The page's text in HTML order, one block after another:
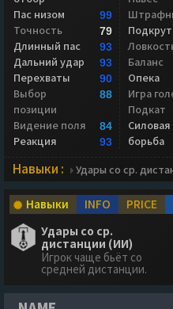
Пас низом 99
Точность 79
Длинный пас 93
Дальний удар 93
Перехваты 90
Выбор
позиции
88
Видение поля 84
Реакция 93
Баланс
Опека
Игра
Подкат
Силовая
борьба
Навыки : Удары со ср.
Навыки INFO PRICE
Удары со ср.
дистанции (ИИ)
Игрок чаще бьёт со
средней дистанции.